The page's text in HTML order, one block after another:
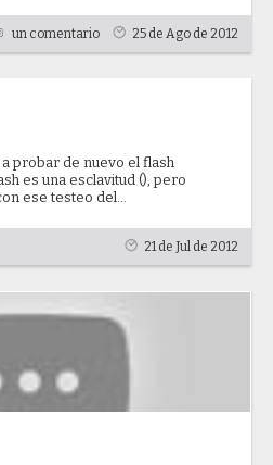
un comentario 25 de Ago de 2012
probar de nuevo el flash
es una esclavitud (), pero
ese testeo del...
21 de Jul de 2012